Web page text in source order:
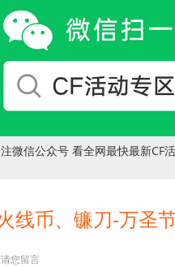
微信公众号 看全网最快最新CF
线币、镰刀-万圣
请您留言